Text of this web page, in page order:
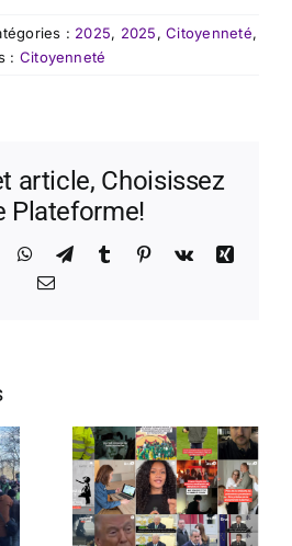
: 2025, 2025,Citoyenneté,
: Citoyenneté
article, Choisissez
Plateforme!
WhatsApp
TelegramTumblr Pinterest
Vk
Xing
Email